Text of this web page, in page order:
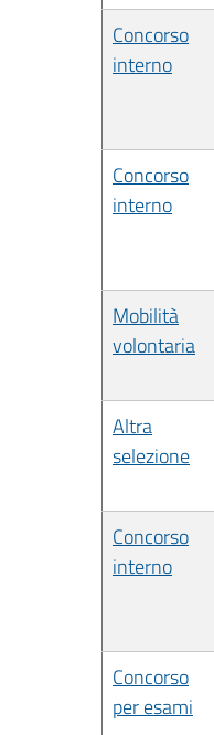
Concorso
interno
Concorso
interno
Mobilità
volontaria
Altra
selezione
Concorso
interno
Concorso
per esami